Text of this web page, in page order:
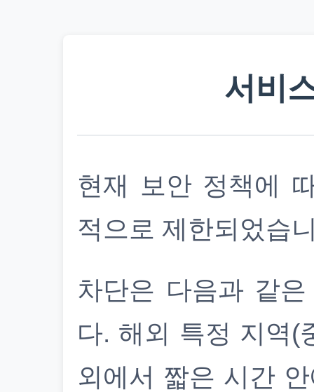
서비
현재 보안 정책에
적으로 제한되었습
차단은 다음과 같
다. 해외 특정 지역(
외에서 짧은 시간